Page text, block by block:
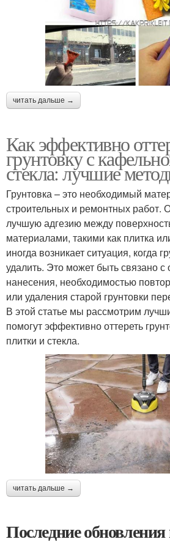
читать дальше →
Как эффективно
грунтовку с
стекла: лучшие
Грунтовка – это необходимый
строительных и ремонтных работ.
лучшую адгезию между
материалами, такими как плитка
иногда возникает ситуация, когда
удалить. Это может быть связано
нанесения, необходимостью
или удаления старой грунтовки
В этой статье мы рассмотрим
помогут эффективно оттереть
плитки и стекла.
читать дальше →
Последние обновления